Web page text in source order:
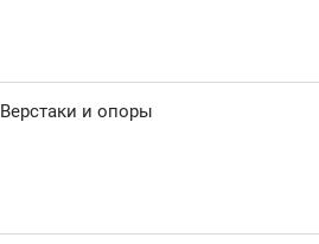
Верстаки и опоры